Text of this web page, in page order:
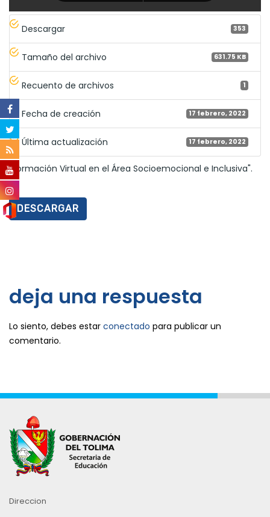
Descargar 353
Tamaño del archivo 631.75 KB
Recuento de archivos 1
Fecha de creación 17 febrero, 2022
Última actualización 17 febrero, 2022
"Formación Virtual en el Área Socioemocional e Inclusiva".
DESCARGAR
deja una respuesta
Lo siento, debes estar conectado para publicar un
comentario.
Direccion